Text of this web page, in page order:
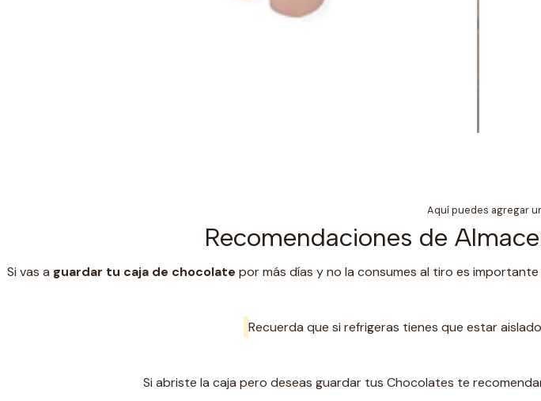
Aquí puedes agregar
Recomendaciones de
Si vas a guardar tu caja de chocolate por más días y no la consumes al tiro es
Recuerda que si refrigeras tienes que estar
Si abriste la caja pero deseas guardar tus Chocolates te